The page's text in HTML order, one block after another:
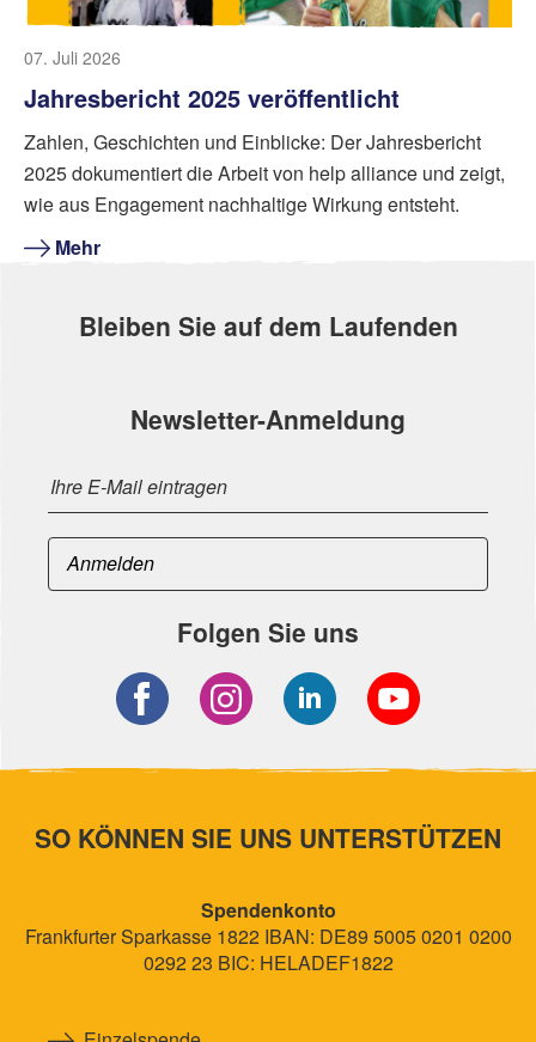
07. Juli 2026
Jahresbericht 2025 veröffentlicht
Zahlen, Geschichten und Einblicke: Der Jahresbericht
2025 dokumentiert die Arbeit von help alliance und zeigt,
wie aus Engagement nachhaltige Wirkung entsteht.
Mehr
Bleiben Sie auf dem Laufenden
Newsletter-Anmeldung
Folgen Sie uns
SO KÖNNEN SIE UNS UNTERSTÜTZEN
Spendenkonto
Frankfurter Sparkasse 1822 IBAN: DE89 5005 0201 0200
0292 23 BIC: HELADEF1822